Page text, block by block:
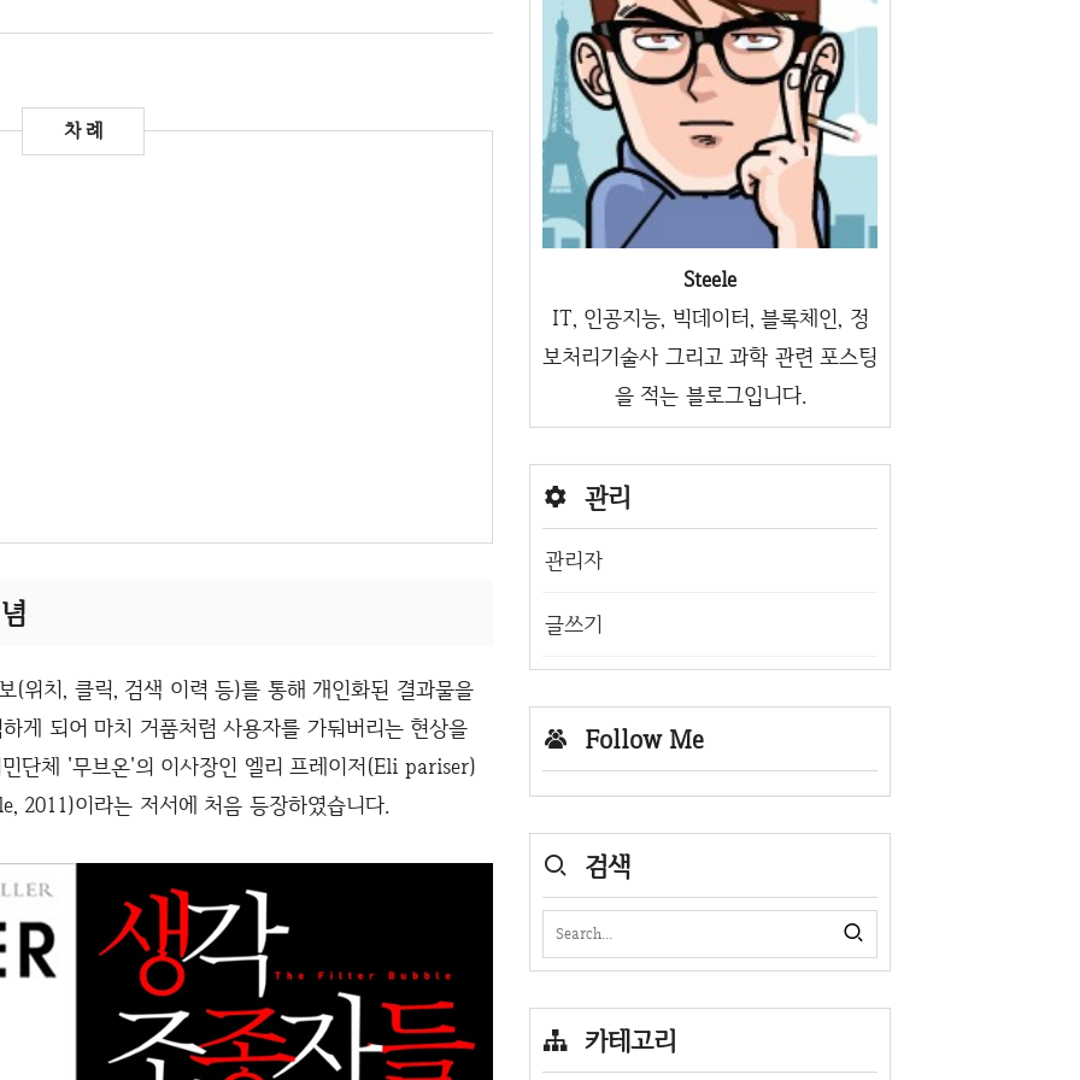
위치, 클릭, 검색 이력 등)를 통해 개인화된 결과물을
게 되어 마치 거품처럼 사용자를 가둬버리는 현상을
단체 '무브온'의 이사장인 엘리 프레이저(Eli pariser)
2011)이라는 저서에 처음 등장하였습니다.
Steele
IT, 인공지능, 빅데이터, 블록체인, 정
보처리기술사 그리고 과학 관련 포스팅
을 적는 블로그입니다.
관리
관리자
글쓰기
Follow Me
검색
카테고리